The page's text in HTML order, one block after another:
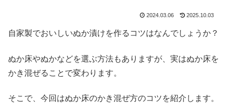
2024.03.06 2025.10.03
自家製でおいしいぬか漬けを作るコツはなんでしょうか？
ぬか床やぬかなどを選ぶ方法もありますが、実はぬか床を
かき混ぜることで変わります。
そこで、今回はぬか床のかき混ぜ方のコツを紹介します。